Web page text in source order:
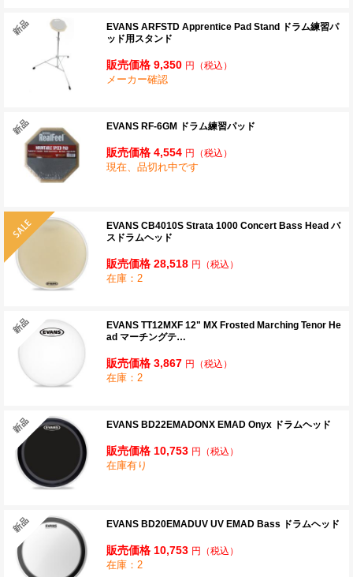
EVANS ARFSTD Apprentice Pad Stand ドラム練習パ
ッド用スタンド
販売価格 9,350 円 （税込）
メーカー確認
EVANS RF-6GM ドラム練習パッド
販売価格 4,554 円 （税込）
現在、品切れ中です
EVANS CB4010S Strata 1000 Concert Bass Head バ
スドラムヘッド
販売価格 28,518 円 （税込）
在庫：2
EVANS TT12MXF 12" MX Frosted Marching Tenor He
ad マーチングテ…
販売価格 3,867 円 （税込）
在庫：2
EVANS BD22EMADONX EMAD Onyx ドラムヘッド
販売価格 10,753 円 （税込）
在庫有り
EVANS BD20EMADUV UV EMAD Bass ドラムヘッド
販売価格 10,753 円 （税込）
在庫：2